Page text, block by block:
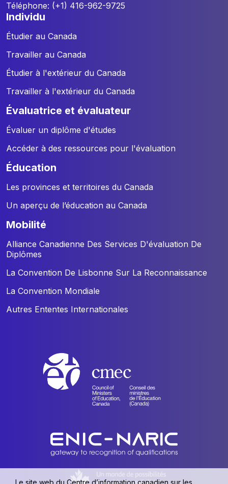
Téléphone: (+1) 416-962-9725
individu
Étudier au Canada
Travailler au Canada
Étudier à l'extérieur du Canada
Travailler à l'extérieur du Canada
évaluatrice et évaluateur
Évaluer un diplôme d'études
Accéder à des ressources pour l'évaluation
éducation
Les provinces et territoires du Canada
Un aperçu de l’éducation au Canada
mobilité
Alliance Canadienne Des Services D'évaluation De
Diplômes
La Convention De Lisbonne Sur La Reconnaissance
La Convention Mondiale
Autres Ententes Internationales
Le site web du Centre d’information canadien sur les